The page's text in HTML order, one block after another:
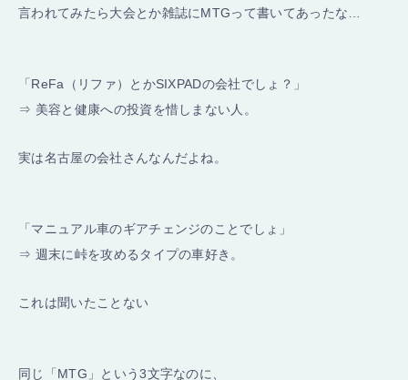
言われてみたら大会とか雑誌にMTGって書いてあったな…
「ReFa（リファ）とかSIXPADの会社でしょ？」
⇒ 美容と健康への投資を惜しまない人。
実は名古屋の会社さんなんだよね。
「マニュアル車のギアチェンジのことでしょ」
⇒ 週末に峠を攻めるタイプの車好き。
これは聞いたことない
同じ「MTG」という3文字なのに、